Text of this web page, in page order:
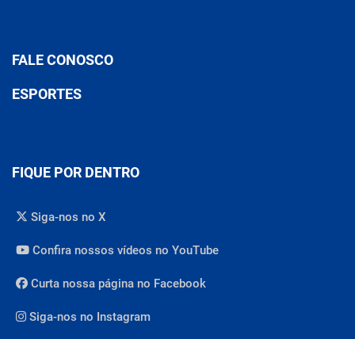
FALE CONOSCO
ESPORTES
FIQUE POR DENTRO
Siga-nos no X
Confira nossos vídeos no YouTube
Curta nossa página no Facebook
Siga-nos no Instagram